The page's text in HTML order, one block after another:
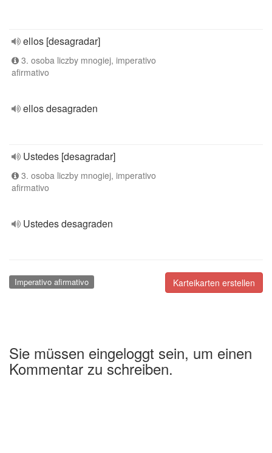
ellos [desagradar]
3. osoba liczby mnogiej, imperativo
afirmativo
ellos desagraden
Ustedes [desagradar]
3. osoba liczby mnogiej, imperativo
afirmativo
Ustedes desagraden
Karteikarten erstellen
Imperativo afirmativo
Sie müssen eingeloggt sein, um einen
Kommentar zu schreiben.